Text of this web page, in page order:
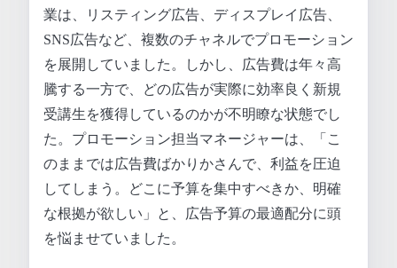
業は、リスティング広告、ディスプレイ広告、
SNS広告など、複数のチャネルでプロモーション
を展開していました。しかし、広告費は年々高
騰する一方で、どの広告が実際に効率良く新規
受講生を獲得しているのかが不明瞭な状態でし
た。プロモーション担当マネージャーは、「こ
のままでは広告費ばかりかさんで、利益を圧迫
してしまう。どこに予算を集中すべきか、明確
な根拠が欲しい」と、広告予算の最適配分に頭
を悩ませていました。